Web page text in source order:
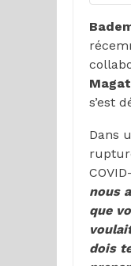
s’est
Dans
nous
que
dois